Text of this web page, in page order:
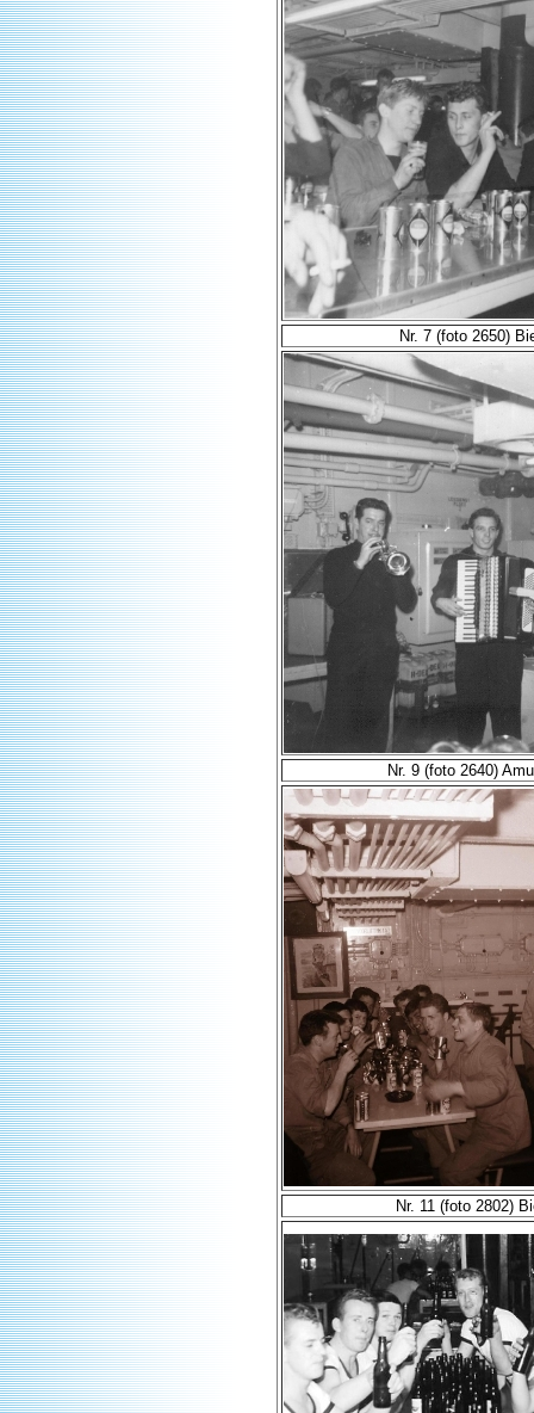
Nr. 7 (foto 2650)
Nr. 9 (foto 2640)
Nr. 11 (foto 2802)